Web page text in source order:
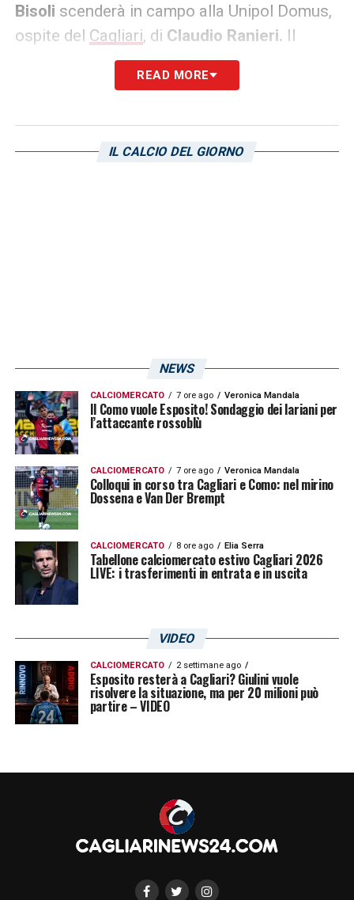
Bisoli scenderà in campo alla Unipol Domus,
ospite del Cagliari, di Claudio Ranieri. Il
tecnico rossoblù ha elogiato il lavoro del suo
collega biancorosso in conferenza stampa.
terzo posto, sognando la Serie A. Ecco le
READ MORE
IL CALCIO DEL GIORNO
NEWS
CALCIOMERCATO 7 ore ago Veronica Mandala
Il Como vuole Esposito! Sondaggio dei lariani per
l’attaccante rossoblù
CALCIOMERCATO 7 ore ago Veronica Mandala
Colloqui in corso tra Cagliari e Como: nel mirino
Dossena e Van Der Brempt
CALCIOMERCATO 8 ore ago Elia Serra
Tabellone calciomercato estivo Cagliari 2026
LIVE: i trasferimenti in entrata e in uscita
VIDEO
CALCIOMERCATO 2 settimane ago
Esposito resterà a Cagliari? Giulini vuole
risolvere la situazione, ma per 20 milioni può
partire – VIDEO